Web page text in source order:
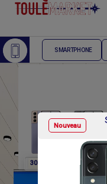
Nouveau
SMARTPHONE
307 800 307 800